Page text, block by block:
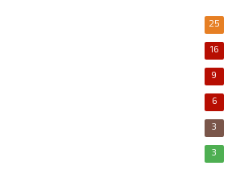
25
16
9
6
3
3